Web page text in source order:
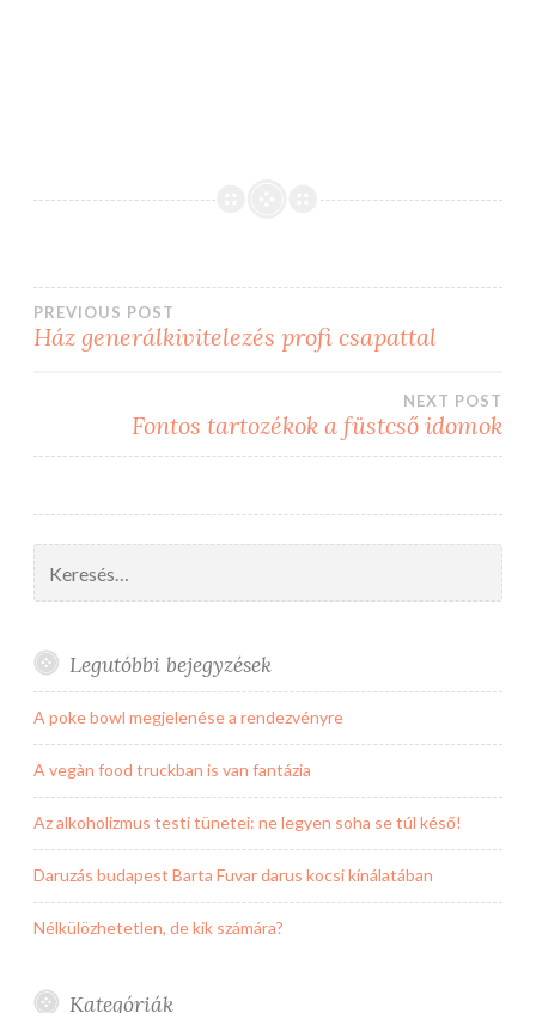
Bejegyzés
PREVIOUS POST
Ház generálkivitelezés profi csapattal
NEXT POST
Fontos tartozékok a füstcső idomok
Legutóbbi bejegyzések
A poke bowl megjelenése a rendezvényre
A vegàn food truckban is van fantázia
Az alkoholizmus testi tünetei: ne legyen soha se túl késő!
Daruzás budapest Barta Fuvar darus kocsi kínálatában
Nélkülözhetetlen, de kik számára?
Kategóriák